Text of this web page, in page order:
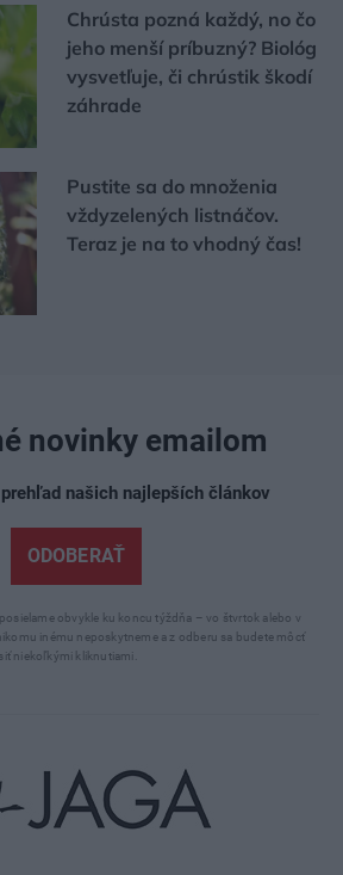
Chrústa pozná každý, no čo
jeho menší príbuzný? Biológ
vysvetľuje, či chrústik škodí
záhrade
Pustite sa do množenia
vždyzelených listnáčov.
Teraz je na to vhodný čas!
novinky emailom
našich najlepších článkov
ODOBERAŤ
obvykle ku koncu týždňa – vo štvrtok alebo v
inému neposkytneme a z odberu sa budete môcť
niekoľkými kliknutiami.